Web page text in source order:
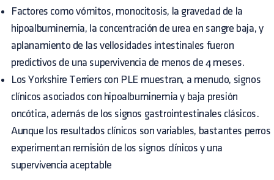
Factores como vómitos, monocitosis, la gravedad de la
hipoalbuminemia, la concentración de urea en sangre baja, y
aplanamiento de las vellosidades intestinales fueron
predictivos de una supervivencia de menos de 4 meses.
Los Yorkshire Terriers con PLE muestran, a menudo, signos
clínicos asociados con hipoalbuminemia y baja presión
oncótica, además de los signos gastrointestinales clásicos.
Aunque los resultados clínicos son variables, bastantes perros
experimentan remisión de los signos clínicos y una
supervivencia aceptable